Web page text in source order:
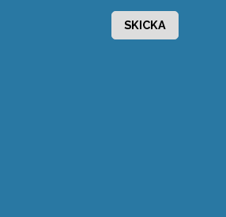
SKICKA